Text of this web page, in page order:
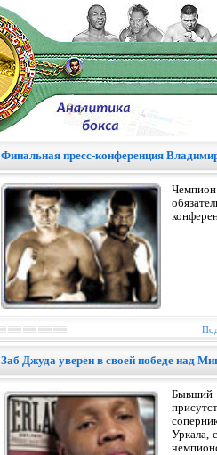
Финальная пресс-конференция
Заб Джуда уверен в своей победе над
Бывший
Уркала,